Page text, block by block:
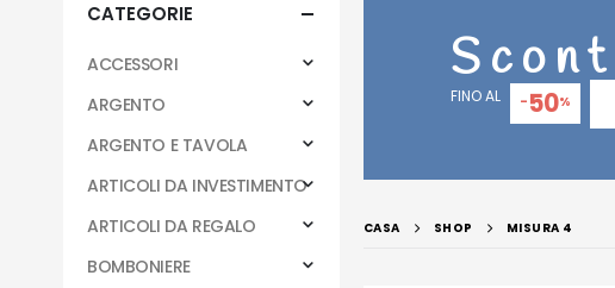
FINO AL - 50%
CASA SHOP MISURA 4
CATEGORIE
ACCESSORI
ARGENTO
ARGENTO E TAVOLA
ARTICOLI DA INVESTIMENTO
ARTICOLI DA REGALO
BOMBONIERE